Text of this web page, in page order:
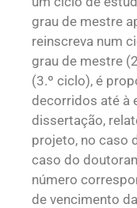
grau de mestre
reinscreva num
grau de mestre
(3.º ciclo), é
decorridos até à
dissertação,
projeto, no caso
caso do
número
de vencimento